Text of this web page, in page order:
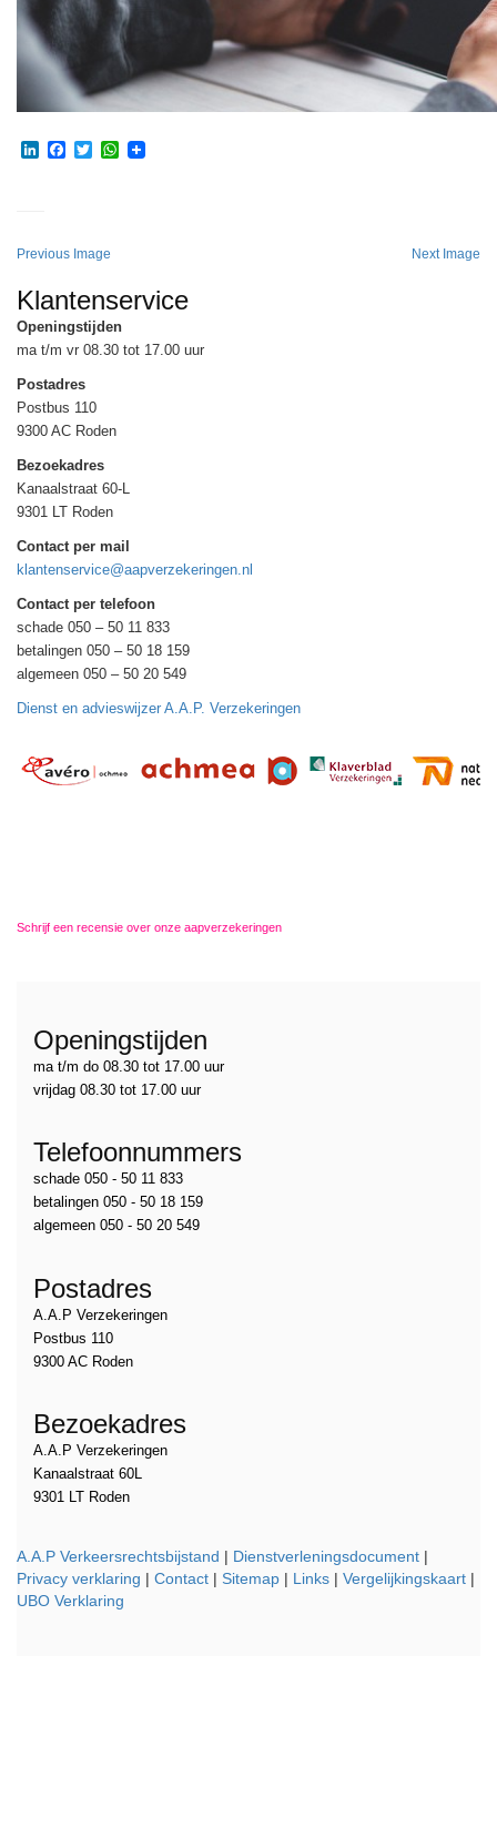
LinkedIn
Facebook
TwitterWhatsApp
Previous Image Next Image
Klantenservice
Openingstijden
ma t/m vr 08.30 tot 17.00 uur
Postadres
Postbus 110
9300 AC Roden
Bezoekadres
Kanaalstraat 60-L
9301 LT Roden
Contact per mail
klantenservice@aapverzekeringen.nl
Contact per telefoon
schade 050 – 50 11 833
betalingen 050 – 50 18 159
algemeen 050 – 50 20 549
Dienst en advieswijzer A.A.P. Verzekeringen
Schrijf een recensie over onze aapverzekeringen
Openingstijden
ma t/m do 08.30 tot 17.00 uur
vrijdag 08.30 tot 17.00 uur
Telefoonnummers
schade 050 - 50 11 833
betalingen 050 - 50 18 159
algemeen 050 - 50 20 549
Postadres
A.A.P Verzekeringen
Postbus 110
9300 AC Roden
Bezoekadres
A.A.P Verzekeringen
Kanaalstraat 60L
9301 LT Roden
A.A.P Verkeersrechtsbijstand | Dienstverleningsdocument |
Privacy verklaring | Contact | Sitemap | Links | Vergelijkingskaart |
UBO Verklaring